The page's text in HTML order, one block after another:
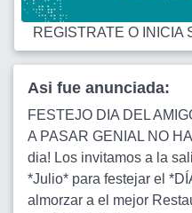
REGISTRATE O INICIA
Asi fue anunciada:
FESTEJO DIA DEL
A PASAR GENIAL NO
dia! Los invitamos a la
*Julio* para festejar el
almorzar a el mejor